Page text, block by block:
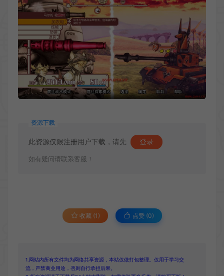
资源下载
此资源仅限注册用户下载，请先 登录
如有疑问请联系客服！
收藏 (1) 点赞 (0)
1.网站内所有文件均为网络共享资源，本站仅做打包整理。仅用于学习交
流，严禁商业用途，否则自行承担后果。